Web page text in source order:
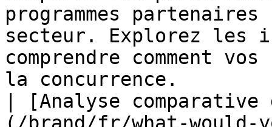
programmes
secteur. Explorez les
comprendre comment
la concurrence.
| [Analyse